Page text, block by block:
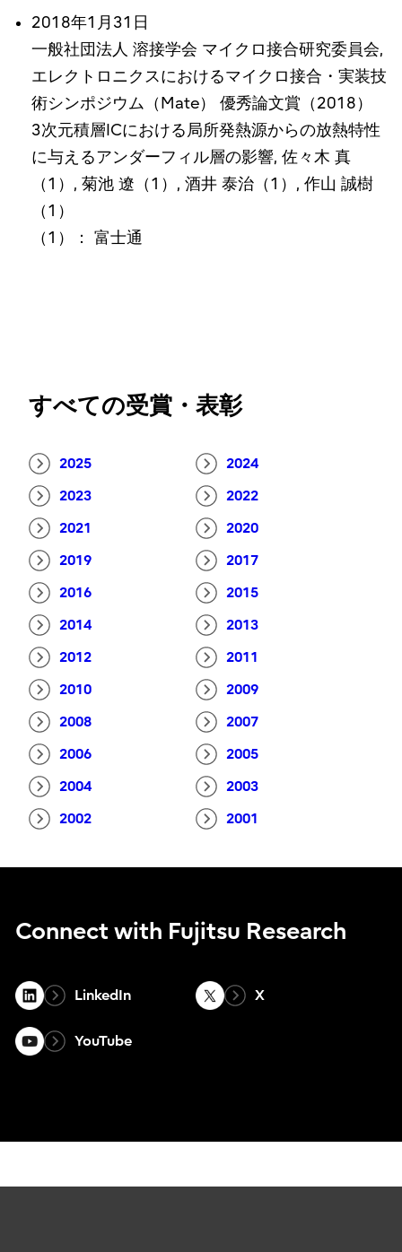
2018年1月31日
一般社団法人 溶接学会 マイクロ接合研究委員会,
エレクトロニクスにおけるマイクロ接合・実装技
術シンポジウム（Mate） 優秀論文賞（2018）
3次元積層ICにおける局所発熱源からの放熱特性
に与えるアンダーフィル層の影響, 佐々木 真
（1）, 菊池 遼（1）, 酒井 泰治（1）, 作山 誠樹
（1）
（1）： 富士通
すべての受賞・表彰
2025
2024
2023
2022
2021
2020
2019
2017
2016
2015
2014
2013
2012
2011
2010
2009
2008
2007
2006
2005
2004
2003
2002
2001
Connect with Fujitsu Research
LinkedIn X
YouTube